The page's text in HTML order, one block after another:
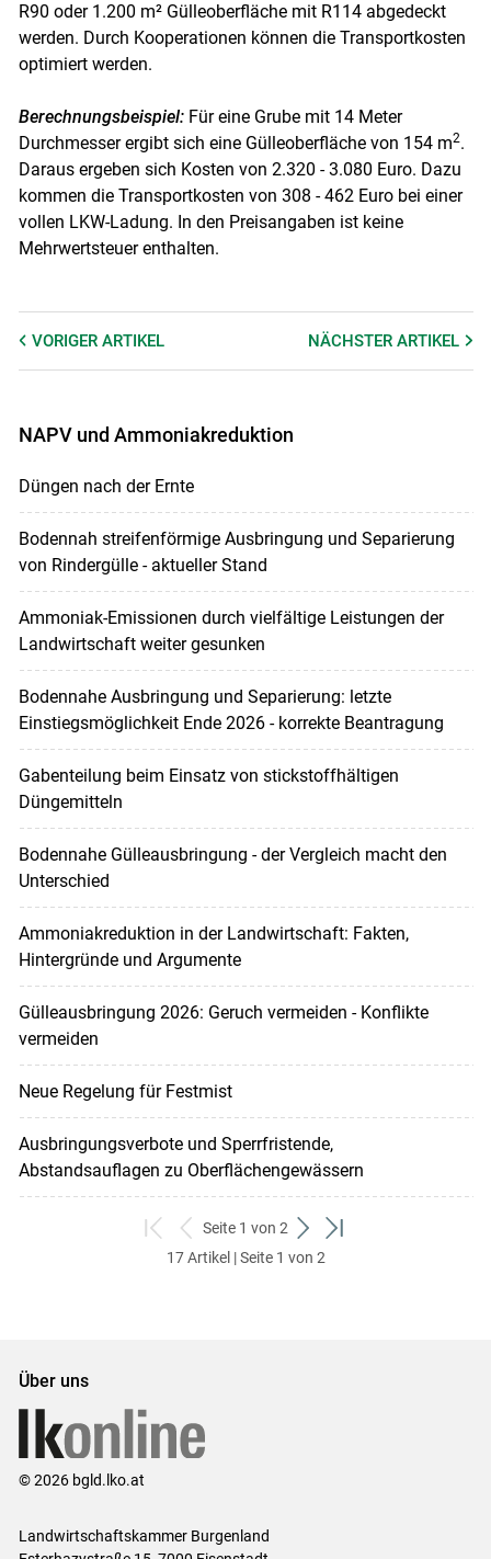
R90 oder 1.200 m² Gülleoberfläche mit R114 abgedeckt
werden. Durch Kooperationen können die Transportkosten
optimiert werden.
Berechnungsbeispiel:Für eine Grube mit 14 Meter
Durchmesser ergibt sich eine Gülleoberfläche von 154 m2.
Daraus ergeben sich Kosten von 2.320 - 3.080 Euro. Dazu
kommen die Transportkosten von 308 - 462 Euro bei einer
vollen LKW-Ladung. In den Preisangaben ist keine
Mehrwertsteuer enthalten.
VORIGER ARTIKEL NÄCHSTERARTIKEL
NAPV und Ammoniakreduktion
Düngen nach der Ernte
Bodennah streifenförmige Ausbringung und Separierung
von Rindergülle - aktueller Stand
Ammoniak-Emissionen durch vielfältige Leistungen der
Landwirtschaft weiter gesunken
Bodennahe Ausbringung und Separierung: letzte
Einstiegsmöglichkeit Ende 2026 - korrekte Beantragung
Gabenteilung beim Einsatz von stickstoffhältigen
Düngemitteln
Bodennahe Gülleausbringung - der Vergleich macht den
Unterschied
Ammoniakreduktion in der Landwirtschaft: Fakten,
Hintergründe und Argumente
Gülleausbringung 2026: Geruch vermeiden - Konflikte
vermeiden
Neue Regelung für Festmist
Ausbringungsverbote und Sperrfristende,
Abstandsauflagen zu Oberflächengewässern
zum
ersten
zurück
zum
Seite 1 von 2
weiter
zum
zum
17 Artikel | Seite 1 von 2
Über uns
© 2026 bgld.lko.at
Landwirtschaftskammer Burgenland